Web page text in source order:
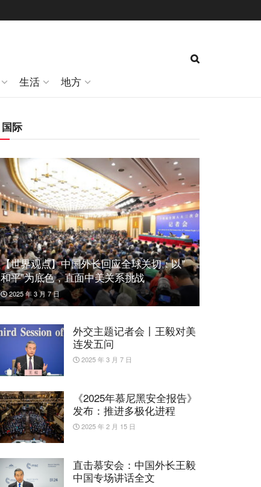
生活 地方
国际
【世界观点】中国外长回应全球关切：以”
和平”为底色，直面中美关系挑战
2025 年 3 月 7 日
外交主题记者会丨王毅对美
连发五问
2025 年 3 月 7 日
《2025年慕尼黑安全报告》
发布：推进多极化进程
2025 年 2 月 15 日
直击慕安会：中国外长王毅
中国专场讲话全文